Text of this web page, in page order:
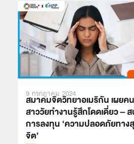
9 กรกฎาคม 2024
สมาคมจิตวิทยาอเมริกัน เผยค
สาววัยทำงานรู้สึกโดดเดี่ยว –
การลงทุน ‘ความปลอดภัยทาง
จิต’